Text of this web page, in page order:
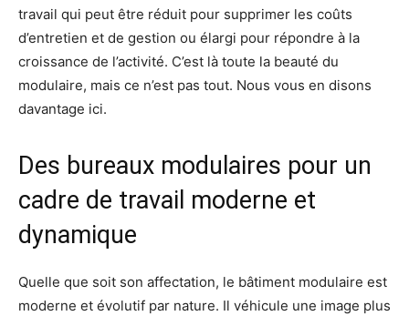
travail qui peut être réduit pour supprimer les coûts
d’entretien et de gestion ou élargi pour répondre à la
croissance de l’activité. C’est là toute la beauté du
modulaire, mais ce n’est pas tout. Nous vous en disons
davantage ici.
Des bureaux modulaires pour un
cadre de travail moderne et
dynamique
Quelle que soit son affectation, le bâtiment modulaire est
moderne et évolutif par nature. Il véhicule une image plus